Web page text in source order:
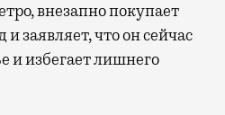
внезапно покупает
заявляет, что он сейчас
и избегает лишнего